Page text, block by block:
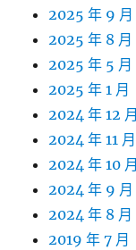
2025 年 9 月
2025 年 8 月
2025 年 5 月
2025 年 1 月
2024 年 12 月
2024 年 11 月
2024 年 10 月
2024 年 9 月
2024 年 8 月
2019 年 7 月